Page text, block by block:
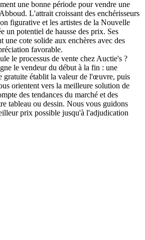
une bonne période pour vendre une
L'attrait croissant des enchérisseurs
figurative et les artistes de la Nouvelle
un potentiel de hausse des prix. Ses
une cote solide aux enchères avec des
favorable.
le processus de vente chez Auctie's ?
le vendeur du début à la fin : une
gratuite établit la valeur de l'œuvre, puis
orientent vers la meilleure solution de
des tendances du marché et des
tableau ou dessin. Nous vous guidons
prix possible jusqu'à l'adjudication